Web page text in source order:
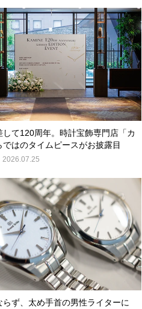
して120周年。時計宝飾専門店「カ
ではのタイムピースがお披露目
2026.07.25
らず、太め手首の男性ライターに